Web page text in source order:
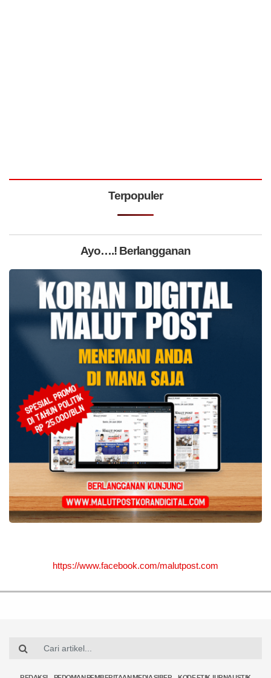
Terpopuler
Ayo….! Berlangganan
https://www.facebook.com/malutpost.com